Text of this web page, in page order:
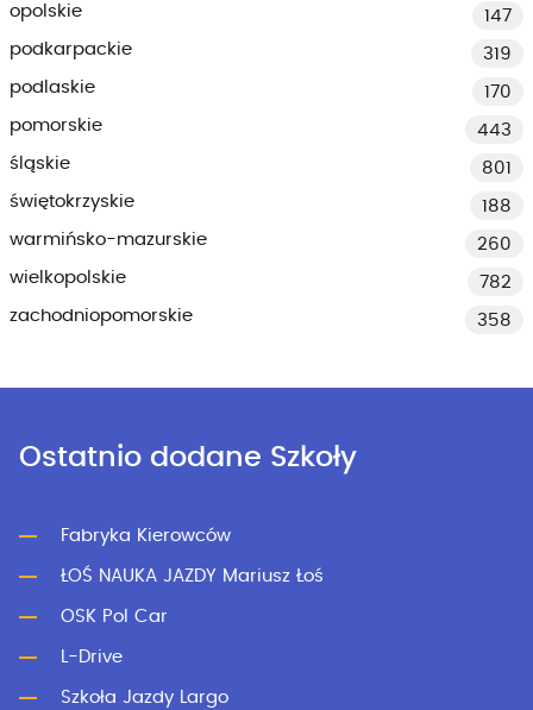
opolskie
147
podkarpackie
319
podlaskie
170
pomorskie
443
śląskie
801
świętokrzyskie
188
warmińsko-mazurskie
260
wielkopolskie
782
zachodniopomorskie
358
Ostatnio dodane Szkoły
Fabryka Kierowców
ŁOŚ NAUKA JAZDY Mariusz Łoś
OSK Pol Car
L-Drive
Szkoła Jazdy Largo